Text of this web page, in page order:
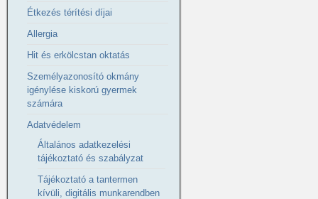
Étkezés térítési díjai
Allergia
Hit és erkölcstan oktatás
Személyazonosító okmány
igénylése kiskorú gyermek
számára
Adatvédelem
Általános adatkezelési
tájékoztató és szabályzat
Tájékoztató a tantermen
kívüli, digitális munkarendben